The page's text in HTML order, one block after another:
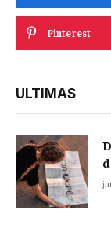
Pinterest
ULTIMAS